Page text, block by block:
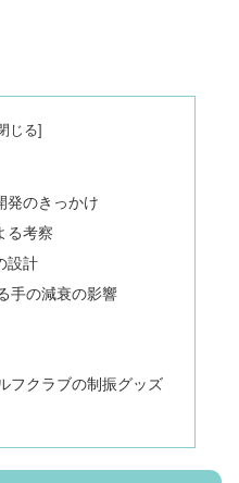
発のきっかけ
る考察
設計
手の減衰の影響
フクラブの制振グッズ